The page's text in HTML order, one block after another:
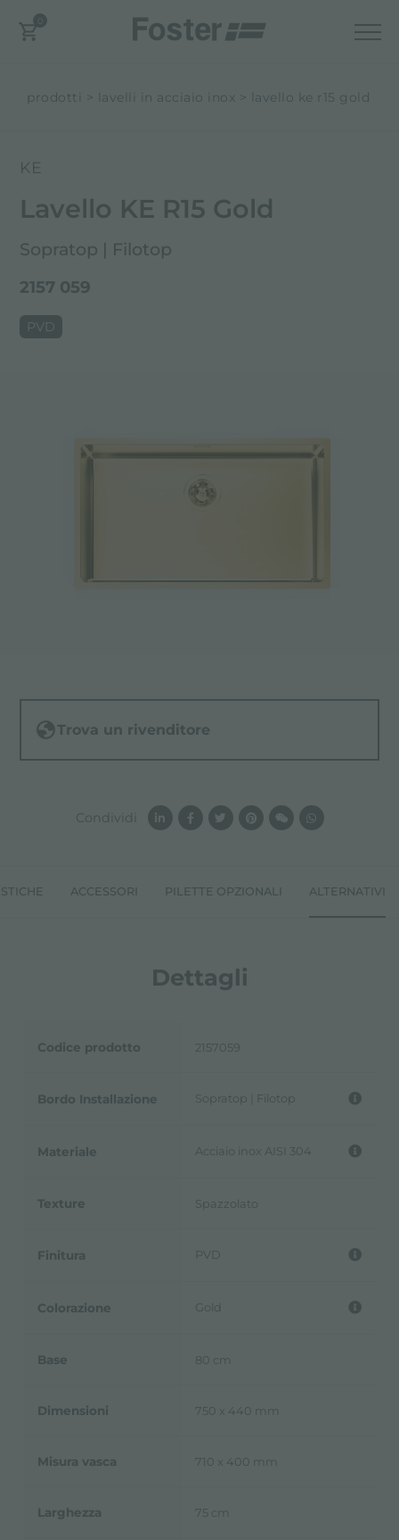
prodotti lavelli in acciaio inox lavello ke r15 gold
ACCESSORI PILETTE OPZIONALI ALTERNATIVI
Dettagli
Codice prodotto 2157059
Bordo Installazione Sopratop | Filotop
Materiale Acciaio inox AISI 304
Texture Spazzolato
Finitura PVD
Colorazione Gold
Base 80 cm
Dimensioni 750 x 440 mm
Misura vasca 710 x 400 mm
Larghezza 75 cm
KE
Lavello KE R15 Gold
Sopratop | Filotop
2157 059
PVD
Trova un rivenditore
Condividi